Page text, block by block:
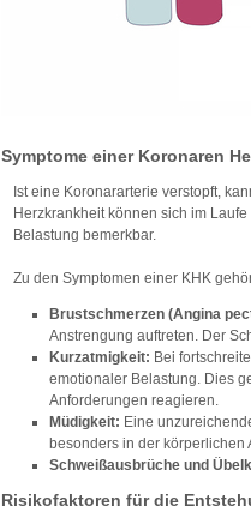
Symptome einer Koronaren
Ist eine Koronararterie verstopft,
Herzkrankheit können sich im
Belastung bemerkbar.
Zu den Symptomen einer KHK
Brustschmerzen (Angina
Anstrengung auftreten. Der
Kurzatmigkeit: Bei
emotionaler Belastung. Dies
Anforderungen reagieren.
Müdigkeit: Eine
besonders in der körperlichen
Schweißausbrüche und
Risikofaktoren für die